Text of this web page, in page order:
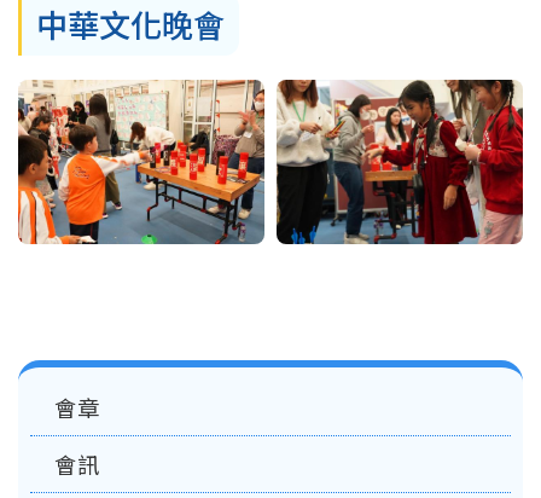
中華文化晚會
Main
navigation
會章
會訊